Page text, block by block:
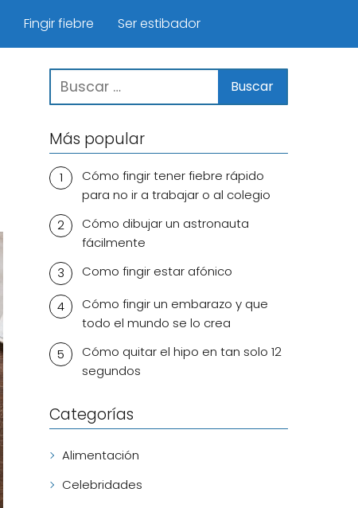
Fingir fiebre Ser estibador
Más popular
Cómo fingir tener fiebre rápido
para no ir a trabajar o al colegio
Cómo dibujar un astronauta
fácilmente
Como fingir estar afónico
Cómo fingir un embarazo y que
todo el mundo se lo crea
Cómo quitar el hipo en tan solo 12
segundos
Categorías
Alimentación
Celebridades